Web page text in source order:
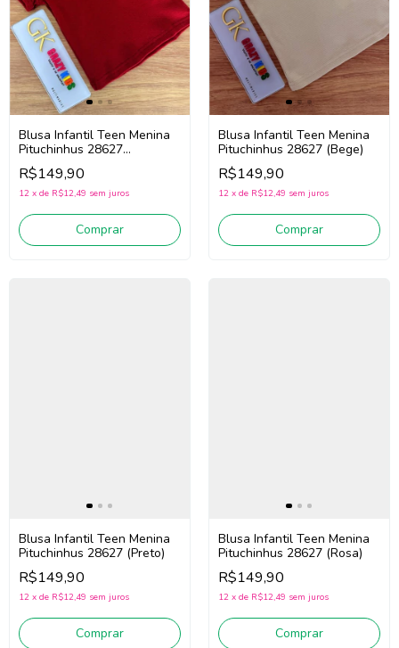
Blusa Infantil Teen Menina
Pituchinhus 28627
(Vermelho)
R$149,90
12 x de R$12,49 sem juros
Comprar
Blusa Infantil Teen Menina
Pituchinhus 28627 (Bege)
R$149,90
12 x de R$12,49 sem juros
Comprar
Blusa Infantil Teen Menina
Pituchinhus 28627 (Preto)
R$149,90
12 x de R$12,49 sem juros
Comprar
Blusa Infantil Teen Menina
Pituchinhus 28627 (Rosa)
R$149,90
12 x de R$12,49 sem juros
Comprar